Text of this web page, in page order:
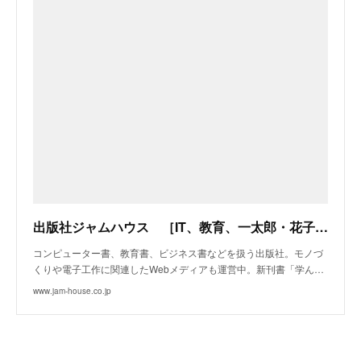
出版社ジャムハウス ［IT、教育、一太郎・花子、モノづくりに関する書籍］
コンピューター書、教育書、ビジネス書などを扱う出版社。モノづ
くりや電子工作に関連したWebメディアも運営中。新刊書「学ん…
www.jam-house.co.jp